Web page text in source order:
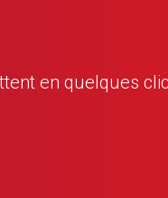
en quelques